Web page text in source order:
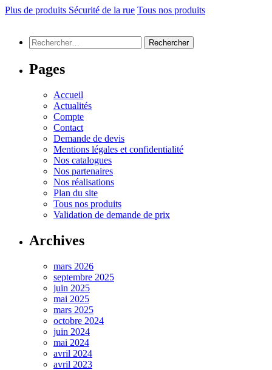
Plus de produits Sécurité de la rue Tous nos produits
Rechercher :
Pages
Accueil
Actualités
Compte
Contact
Demande de devis
Mentions légales et confidentialité
Nos catalogues
Nos partenaires
Nos réalisations
Plan du site
Tous nos produits
Validation de demande de prix
Archives
mars 2026
septembre 2025
juin 2025
mai 2025
mars 2025
octobre 2024
juin 2024
mai 2024
avril 2024
avril 2023